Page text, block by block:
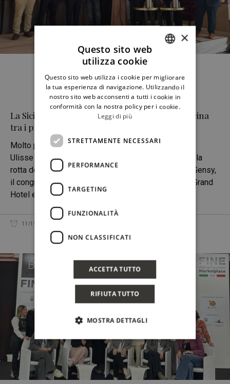
La Sicilia di Ulisse: un’Academy e un libro di cucina
tra i progetti futuri
Molto più di una semplice associazione, la Sicilia di
Ulisse è un’alleanza che fa rete e che vuole definire la
rotta del futuro nel mondo del cibo, vino, ospitalità. Gensy,
il congresso biennale che si è appena concluso al Grand
Hotel et Des Palmes di
11/11/2025
ENGLISH
×
Questo sito web
utilizza cookie
Questo sito web utilizza i cookie per migliorare
la tua esperienza di navigazione. Utilizzando il
nostro sito web acconsenti a tutti i cookie in
conformità con la nostra policy per i cookie.
Leggi di più
STRETTAMENTE NECESSARI
PERFORMANCE
TARGETING
FUNZIONALITÀ
NON CLASSIFICATI
ACCETTA TUTTO
RIFIUTA TUTTO
MOSTRA DETTAGLI